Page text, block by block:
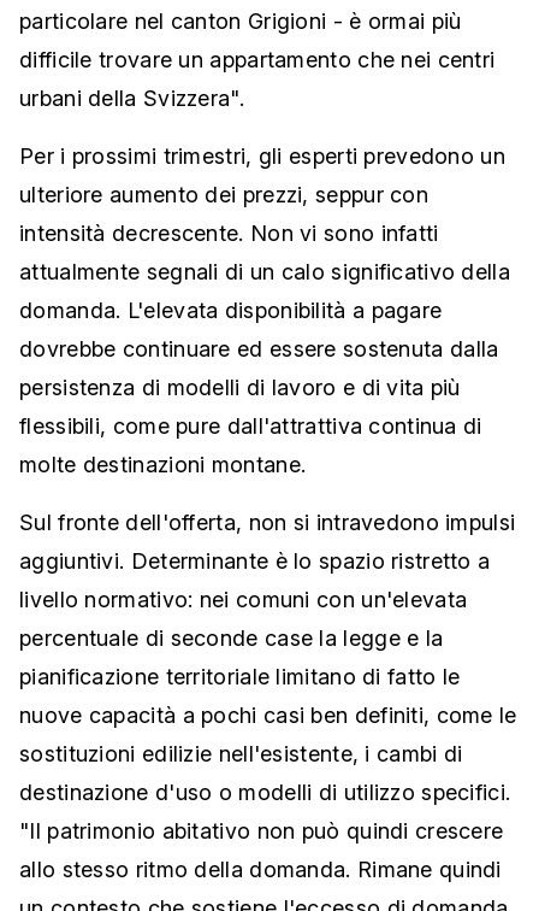
particolare nel canton Grigioni - è ormai più
difficile trovare un appartamento che nei centri
urbani della Svizzera".
Per i prossimi trimestri, gli esperti prevedono un
ulteriore aumento dei prezzi, seppur con
intensità decrescente. Non vi sono infatti
attualmente segnali di un calo significativo della
domanda. L'elevata disponibilità a pagare
dovrebbe continuare ed essere sostenuta dalla
persistenza di modelli di lavoro e di vita più
flessibili, come pure dall'attrattiva continua di
molte destinazioni montane.
Sul fronte dell'offerta, non si intravedono impulsi
aggiuntivi. Determinante è lo spazio ristretto a
livello normativo: nei comuni con un'elevata
percentuale di seconde case la legge e la
pianificazione territoriale limitano di fatto le
nuove capacità a pochi casi ben definiti, come le
sostituzioni edilizie nell'esistente, i cambi di
destinazione d'uso o modelli di utilizzo specifici.
"Il patrimonio abitativo non può quindi crescere
allo stesso ritmo della domanda. Rimane quindi